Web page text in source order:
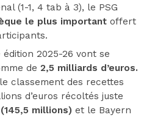
(1-1, 4 tab à 3), le PSG
le plus important offert
2025-26 vont se
de 2,5 milliards d’euros.
classement des recettes
d’euros récoltés juste
(145,5 millions) et le Bayern